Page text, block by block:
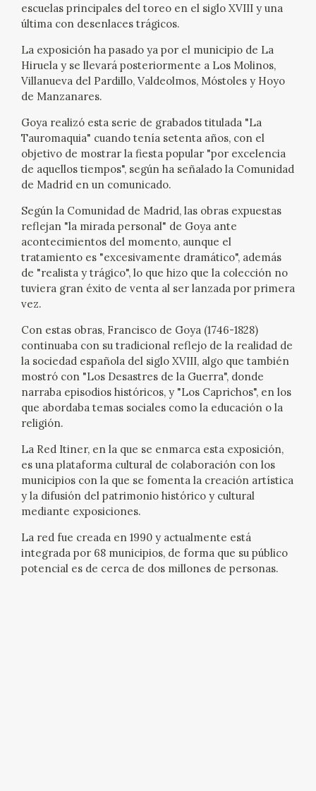
EL VIAJE DE GOYA
CATÁLOGO
PREMIO ARAGÓN GOYA
EDICIONES
PUBLICACIONES
EDUCA
RECURSOS EDUCATIVOS
escuelas principales del toreo en el siglo XVIII y una
última con desenlaces trágicos.
La exposición ha pasado ya por el municipio de La
Hiruela y se llevará posteriormente a Los Molinos,
Villanueva del Pardillo, Valdeolmos, Móstoles y Hoyo
de Manzanares.
Goya realizó esta serie de grabados titulada "La
Tauromaquia" cuando tenía setenta años, con el
objetivo de mostrar la fiesta popular "por excelencia
de aquellos tiempos", según ha señalado la Comunidad
de Madrid en un comunicado.
Según la Comunidad de Madrid, las obras expuestas
reflejan "la mirada personal" de Goya ante
acontecimientos del momento, aunque el
tratamiento es "excesivamente dramático", además
de "realista y trágico", lo que hizo que la colección no
tuviera gran éxito de venta al ser lanzada por primera
vez.
Con estas obras, Francisco de Goya (1746-1828)
continuaba con su tradicional reflejo de la realidad de
la sociedad española del siglo XVIII, algo que también
mostró con "Los Desastres de la Guerra", donde
narraba episodios históricos, y "Los Caprichos", en los
que abordaba temas sociales como la educación o la
religión.
La Red Itiner, en la que se enmarca esta exposición,
es una plataforma cultural de colaboración con los
municipios con la que se fomenta la creación artística
y la difusión del patrimonio histórico y cultural
mediante exposiciones.
La red fue creada en 1990 y actualmente está
integrada por 68 municipios, de forma que su público
potencial es de cerca de dos millones de personas.